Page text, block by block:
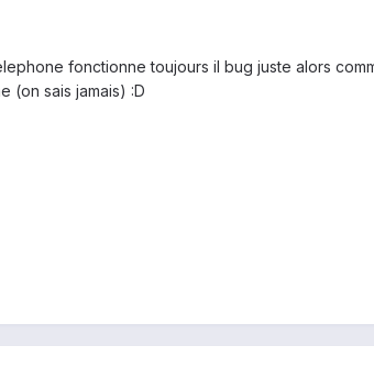
fonctionne toujours il bug juste alors
(on sais jamais) :D